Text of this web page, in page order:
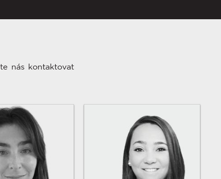
nás kontaktovat